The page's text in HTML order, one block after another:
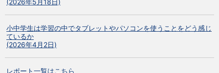
小中学生は学習の中でタブレットやパソコンを使うことをどう感じ
ているか
(2026年4月2日)
レポート一覧はこちら